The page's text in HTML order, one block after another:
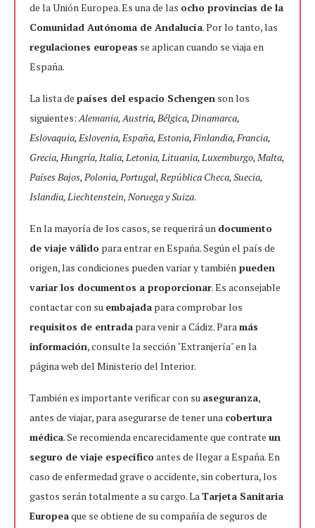
de la Unión Europea. Es una de las ocho provincias de la
Comunidad Autónoma de Andalucía. Por lo tanto, las
regulaciones europeas se aplican cuando se viaja en
España.
La lista de países del espacio Schengen son los
siguientes:Alemania, Austria, Bélgica, Dinamarca,
Eslovaquia, Eslovenia, España, Estonia, Finlandia, Francia,
Grecia, Hungría, Italia, Letonia, Lituania, Luxemburgo, Malta,
Países Bajos, Polonia, Portugal, República Checa, Suecia,
Islandia, Liechtenstein, Noruega y Suiza.
En la mayoría de los casos, se requerirá un documento
de viaje válido para entrar en España. Según el país de
origen, las condiciones pueden variar y también pueden
variar los documentos a proporcionar. Es aconsejable
contactar con su embajada para comprobar los
requisitos de entrada para venir a Cádiz. Paramás
información, consulte la sección "Extranjería" en la
página web del Ministerio del Interior.
También es importante verificar con su aseguranza,
antes de viajar, para asegurarse de tener una cobertura
médica. Se recomienda encarecidamente que contrate un
seguro de viaje específicoantes de llegar a España. En
caso de enfermedad grave o accidente, sin cobertura, los
gastos serán totalmente a su cargo. LaTarjeta Sanitaria
Europeaque se obtiene de su compañía de seguros de